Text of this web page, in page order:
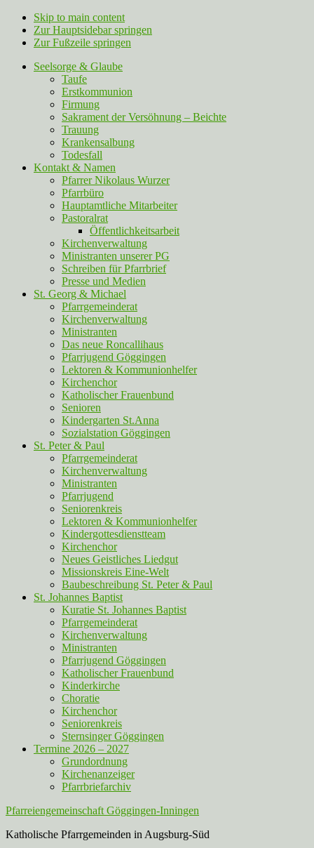
Skip to main content
Zur Hauptsidebar springen
Zur Fußzeile springen
Seelsorge & Glaube
Taufe
Erstkommunion
Firmung
Sakrament der Versöhnung – Beichte
Trauung
Krankensalbung
Todesfall
Kontakt & Namen
Pfarrer Nikolaus Wurzer
Pfarrbüro
Hauptamtliche Mitarbeiter
Pastoralrat
Öffentlichkeitsarbeit
Kirchenverwaltung
Ministranten unserer PG
Schreiben für Pfarrbrief
Presse und Medien
St. Georg & Michael
Pfarrgemeinderat
Kirchenverwaltung
Ministranten
Das neue Roncallihaus
Pfarrjugend Göggingen
Lektoren & Kommunionhelfer
Kirchenchor
Katholischer Frauenbund
Senioren
Kindergarten St.Anna
Sozialstation Göggingen
St. Peter & Paul
Pfarrgemeinderat
Kirchenverwaltung
Ministranten
Pfarrjugend
Seniorenkreis
Lektoren & Kommunionhelfer
Kindergottesdienstteam
Kirchenchor
Neues Geistliches Liedgut
Missionskreis Eine-Welt
Baubeschreibung St. Peter & Paul
St. Johannes Baptist
Kuratie St. Johannes Baptist
Pfarrgemeinderat
Kirchenverwaltung
Ministranten
Pfarrjugend Göggingen
Katholischer Frauenbund
Kinderkirche
Choratie
Kirchenchor
Seniorenkreis
Sternsinger Göggingen
Termine 2026 – 2027
Grundordnung
Kirchenanzeiger
Pfarrbriefarchiv
Pfarreiengemeinschaft Göggingen-Inningen
Katholische Pfarrgemeinden in Augsburg-Süd